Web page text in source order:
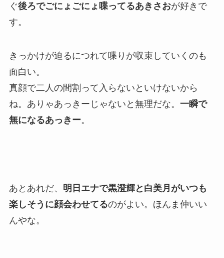
ぐ後ろでごにょごにょ喋ってるあきさおが好きで
す。
きっかけが迫るにつれて喋りが収束していくのも
面白い。
真顔で二人の間割って入らないといけないから
ね。ありゃあっきーじゃないと無理だな。 一瞬で
無になるあっきー。
あとあれだ、 明日エナで黒澄輝と 白美月 がいつも
楽しそうに顔会わせてるのがよい。ほんま仲いい
んやな。